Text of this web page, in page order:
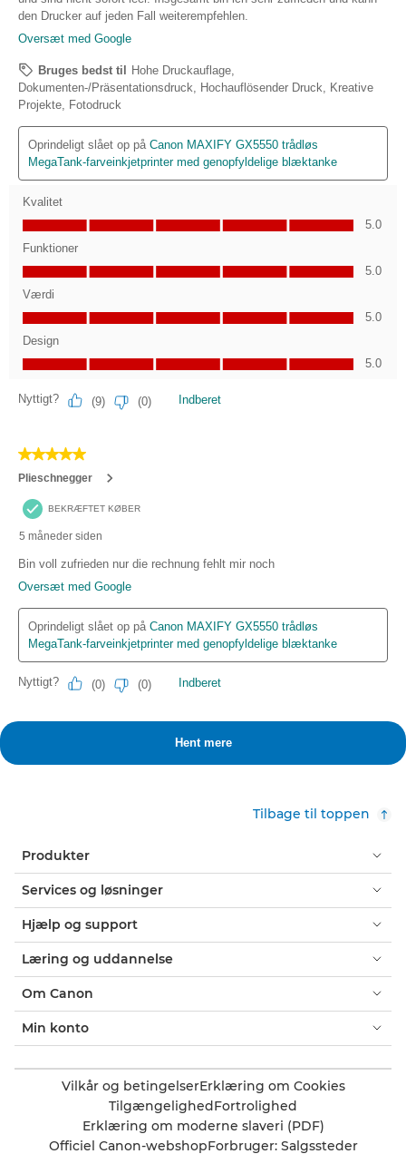
Tilbage til toppen
Produkter
Services og løsninger
Hjælp og support
Læring og uddannelse
Om Canon
Min konto
Vilkår og betingelserErklæring om Cookies
TilgængelighedFortrolighed
Erklæring om moderne slaveri (PDF)
Officiel Canon-webshopForbruger: Salgssteder